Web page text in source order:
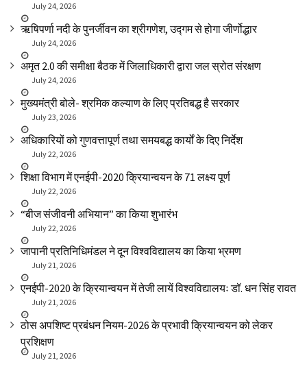
July 24, 2026
ऋषिपर्णा नदी के पुनर्जीवन का श्रीगणेश, उद्गम से होगा जीर्णोद्धार
July 24, 2026
अमृत 2.0 की समीक्षा बैठक में जिलाधिकारी द्वारा जल स्रोत संरक्षण
July 24, 2026
मुख्यमंत्री बोले- श्रमिक कल्याण के लिए प्रतिबद्ध है सरकार
July 23, 2026
अधिकारियों को गुणवत्तापूर्ण तथा समयबद्ध कार्यों के दिए निर्देश
July 22, 2026
शिक्षा विभाग में एनईपी-2020 क्रियान्वयन के 71 लक्ष्य पूर्ण
July 22, 2026
“बीज संजीवनी अभियान” का किया शुभारंभ
July 22, 2026
जापानी प्रतिनिधिमंडल ने दून विश्वविद्यालय का किया भ्रमण
July 21, 2026
एनईपी-2020 के क्रियान्वयन में तेजी लायें विश्वविद्यालयः डॉ. धन सिंह रावत
July 21, 2026
ठोस अपशिष्ट प्रबंधन नियम-2026 के प्रभावी क्रियान्वयन को लेकर
प्रशिक्षण
July 21, 2026